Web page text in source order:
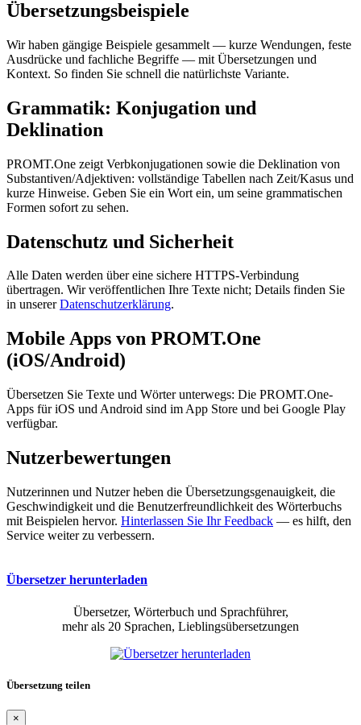
Übersetzungsbeispiele
Wir haben gängige Beispiele gesammelt — kurze Wendungen, feste
Ausdrücke und fachliche Begriffe — mit Übersetzungen und
Kontext. So finden Sie schnell die natürlichste Variante.
Grammatik: Konjugation und
Deklination
PROMT.One zeigt Verbkonjugationen sowie die Deklination von
Substantiven/Adjektiven: vollständige Tabellen nach Zeit/Kasus und
kurze Hinweise. Geben Sie ein Wort ein, um seine grammatischen
Formen sofort zu sehen.
Datenschutz und Sicherheit
Alle Daten werden über eine sichere HTTPS-Verbindung
übertragen. Wir veröffentlichen Ihre Texte nicht; Details finden Sie
in unsererDatenschutzerklärung.
Mobile Apps von PROMT.One
(iOS/Android)
Übersetzen Sie Texte und Wörter unterwegs: Die PROMT.One-
Apps für iOS und Android sind im App Store und bei Google Play
verfügbar.
Nutzerbewertungen
Nutzerinnen und Nutzer heben die Übersetzungsgenauigkeit, die
Geschwindigkeit und die Benutzerfreundlichkeit des Wörterbuchs
mit Beispielen hervor. Hinterlassen Sie Ihr Feedback — es hilft, den
Service weiter zu verbessern.
Übersetzer herunterladen
Übersetzer, Wörterbuch und Sprachführer,
mehr als 20 Sprachen, Lieblingsübersetzungen
Übersetzung teilen
×